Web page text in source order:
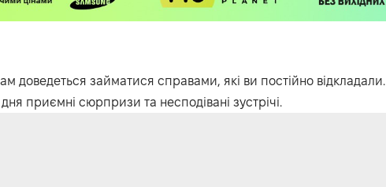
доведеться займатися справами, які ви постійно відкладали.
приємні сюрпризи та несподівані зустрічі.